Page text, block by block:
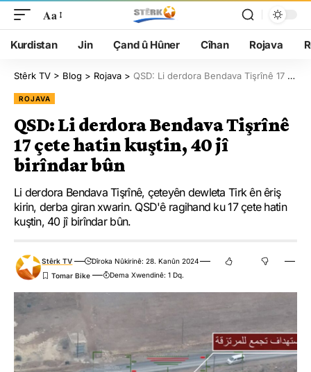
Aa
Kurdistan Jin Çand û Hûner Cîhan Rojava
Stêrk TV > Blog > Rojava > QSD: Li derdora Bendava Tişrînê 17 çete hatin kuştin, 40 jî birîndar bûn
ROJAVA
QSD: Li derdora Bendava Tişrînê
17 çete hatin kuştin, 40 jî
birîndar bûn
Li derdora Bendava Tişrînê, çeteyên dewleta Tirk ên êriş
kirin, derba giran xwarin. QSD'ê ragihand ku 17 çete hatin
kuştin, 40 jî birîndar bûn.
Stêrk TV
Dîroka Nûkirinê: 28. Kanûn 2024
Dema Xwendinê: 1 Dq.